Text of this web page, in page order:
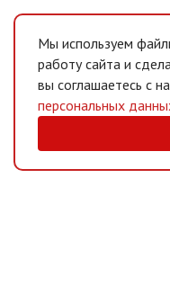
Мы используем
работу сайта и
вы соглашаетесь с
персональных